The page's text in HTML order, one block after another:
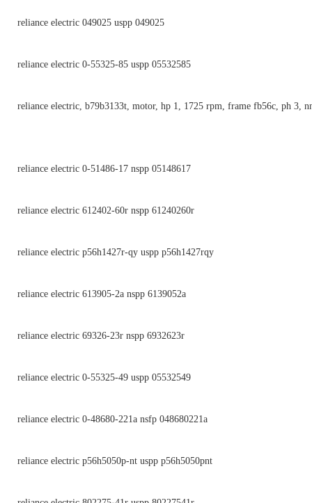
reliance electric 049025 uspp 049025
reliance electric 0-55325-85 uspp 05532585
reliance electric, b79b3133t, motor, hp 1, 1725 rpm, frame fb56c, ph 3,
reliance electric 0-51486-17 nspp 05148617
reliance electric 612402-60r nspp 61240260r
reliance electric p56h1427r-qy uspp p56h1427rqy
reliance electric 613905-2a nspp 6139052a
reliance electric 69326-23r nspp 6932623r
reliance electric 0-55325-49 uspp 05532549
reliance electric 0-48680-221a nsfp 048680221a
reliance electric p56h5050p-nt uspp p56h5050pnt